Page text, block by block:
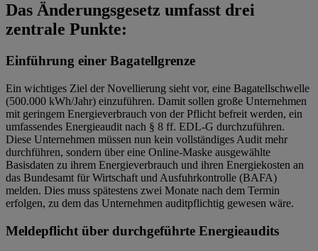
Das Änderungsgesetz umfasst drei
zentrale Punkte:
Einführung einer Bagatellgrenze
Ein wichtiges Ziel der Novellierung sieht vor, eine Bagatellschwelle
(500.000 kWh/Jahr) einzuführen. Damit sollen große Unternehmen
mit geringem Energieverbrauch von der Pflicht befreit werden, ein
umfassendes Energieaudit nach § 8 ff. EDL-G durchzuführen.
Diese Unternehmen müssen nun kein vollständiges Audit mehr
durchführen, sondern über eine Online-Maske ausgewählte
Basisdaten zu ihrem Energieverbrauch und ihren Energiekosten an
das Bundesamt für Wirtschaft und Ausfuhrkontrolle (BAFA)
melden. Dies muss spätestens zwei Monate nach dem Termin
erfolgen, zu dem das Unternehmen auditpflichtig gewesen wäre.
Meldepflicht über durchgeführte Energieaudits